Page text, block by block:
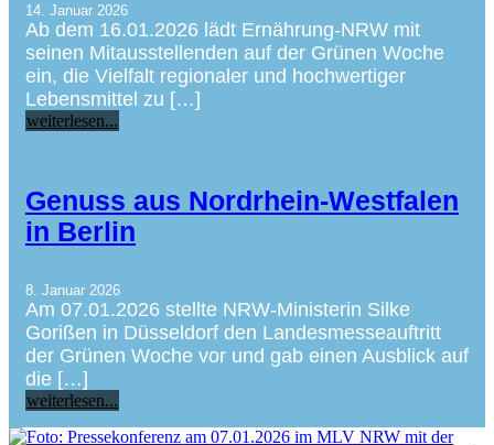
14. Januar 2026
Ab dem 16.01.2026 lädt Ernährung-NRW mit
seinen Mitausstellenden auf der Grünen Woche
ein, die Vielfalt regionaler und hochwertiger
Lebensmittel zu […]
weiterlesen...
Genuss aus Nordrhein-Westfalen
in Berlin
8. Januar 2026
Am 07.01.2026 stellte NRW-Ministerin Silke
Gorißen in Düsseldorf den Landesmesseauftritt
der Grünen Woche vor und gab einen Ausblick auf
die […]
weiterlesen...